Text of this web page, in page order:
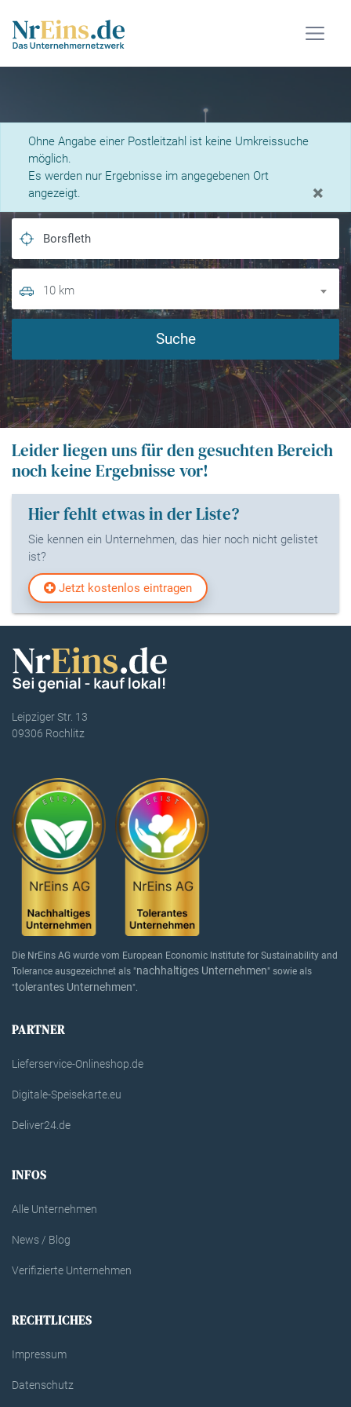
Ohne Angabe einer Postleitzahl ist keine Umkreissuche
möglich.
Es werden nur Ergebnisse im angegebenen Ort
angezeigt.
×
Was suchen Sie?
10 km
Suche
Leider liegen uns für den gesuchten Bereich
noch keine Ergebnisse vor!
Hier fehlt etwas in der Liste?
Sie kennen ein Unternehmen, das hier noch nicht gelistet
ist?
Jetzt kostenlos eintragen
Leipziger Str. 13
09306 Rochlitz
Die NrEins AG wurde vom European Economic Institute for Sustainability and
Tolerance ausgezeichnet als "nachhaltiges Unternehmen" sowie als
"tolerantes Unternehmen".
PARTNER
Lieferservice-Onlineshop.de
Digitale-Speisekarte.eu
Deliver24.de
INFOS
Alle Unternehmen
News / Blog
Verifizierte Unternehmen
RECHTLICHES
Impressum
Datenschutz